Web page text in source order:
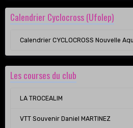
Calendrier Cyclocross (Ufolep)
Calendrier CYCLOCROSS Nouvelle
Les courses du club
LA TROCEALIM
VTT Souvenir Daniel MARTINEZ